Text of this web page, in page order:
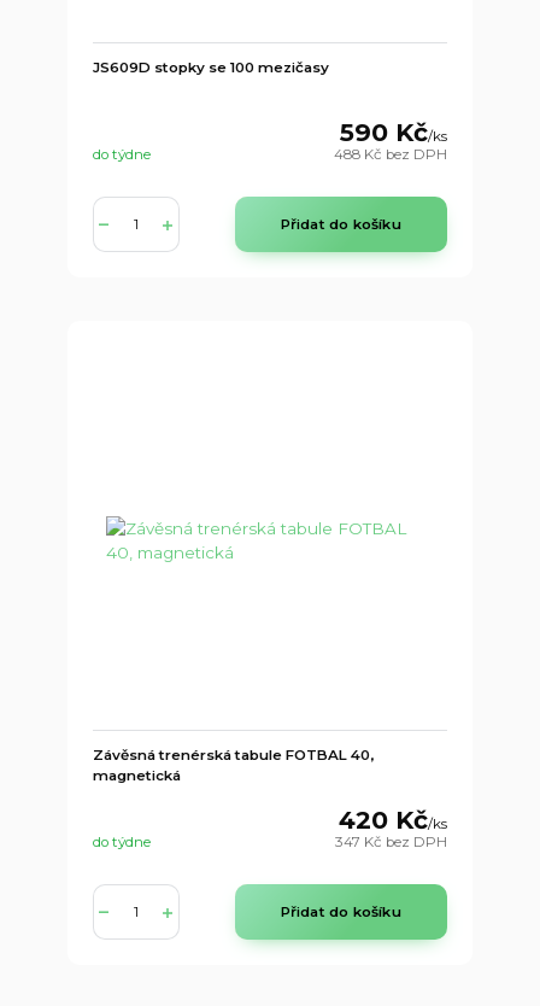
JS609D stopky se 100 mezičasy
590 Kč/ks
488 Kč bez DPH
do týdne
Přidat do košíku
Závěsná trenérská tabule FOTBAL 40,
magnetická
420 Kč/ks
347 Kč bez DPH
do týdne
Přidat do košíku